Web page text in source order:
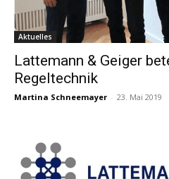
Aktuelles
Lattemann & Geiger
Regeltechnik
Martina Schneemayer - 23. Mai 2019